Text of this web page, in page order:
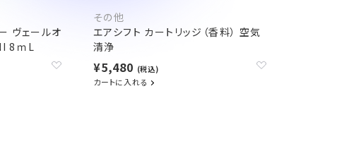
ヴェールオ
8ｍL
その他
エアシフト カートリッジ（香料） 空気
清浄
¥5,480 (税込)
カートに入れる